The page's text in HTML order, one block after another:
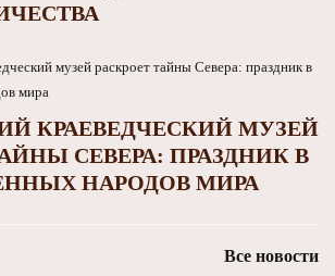
КРАЕВЕДЧЕСКИЙ МУЗЕЙ
СЕВЕРА: ПРАЗДНИК В
НАРОДОВ МИРА
Все новости